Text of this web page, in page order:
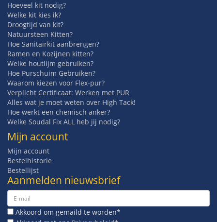
Hoeveel kit nodig?
Welke kit kies ik?
Droogtijd van kit?
Natuursteen Kitten?
Hoe Sanitairkit aanbrengen?
Ramen en Kozijnen kitten?
Welke houtlijm gebruiken?
Hoe Purschuim Gebruiken?
Waarom kiezen voor Flex-pur?
Verplicht Certificaat: Werken met PUR
Alles wat je moet weten over High Tack!
Hoe werkt een chemisch anker?
Welke Soudal Fix ALL heb jij nodig?
Mijn account
Mijn account
Bestelhistorie
Bestellijst
Aanmelden nieuwsbrief
Akkoord om gemaild te worden*